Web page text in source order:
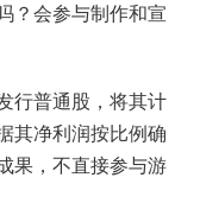
？会参与制作和宣
行普通股，将其计
其净利润按比例确
果，不直接参与游